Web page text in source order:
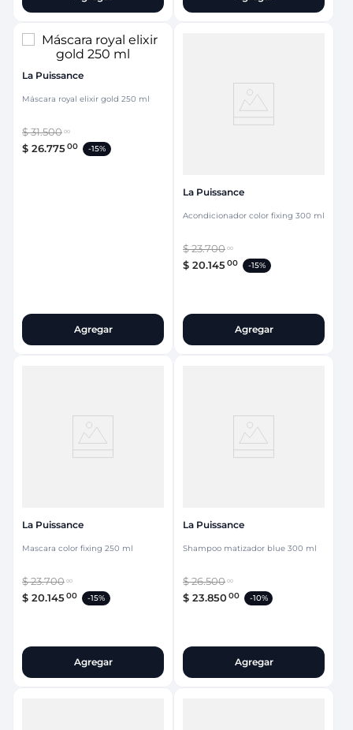
La Puissance
Máscara royal elixir gold 250 ml
$31.500 00
$ 26.77500 -15%
Agregar
La Puissance
Acondicionador color fixing 300 ml
$23.700 00
$ 20.14500 -15%
Agregar
La Puissance
Mascara color fixing 250 ml
$23.700 00
$ 20.14500 -15%
Agregar
La Puissance
Shampoo matizador blue 300 ml
$26.500 00
$ 23.85000 -10%
Agregar